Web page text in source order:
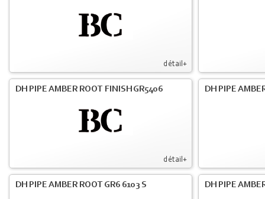
détail+
détail+
DH PIPE AMBER ROOT FINISH GR5406 DH PIPE
DH PIPE AMBER ROOT GR6 6103 S DH PIPE